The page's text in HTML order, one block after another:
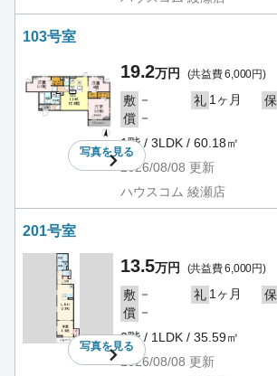
103号室
写真を見る
19.2万円 (共益費 6,000円)
敷 － 礼 1ヶ月 保
償 －
1階 / 3LDK / 60.18㎡
2026/08/08 更新
ハウスコム 綾瀬店
201号室
写真を見る
13.5万円 (共益費 6,000円)
敷 － 礼 1ヶ月 保
償 －
2階 / 1LDK / 35.59㎡
2026/08/08 更新